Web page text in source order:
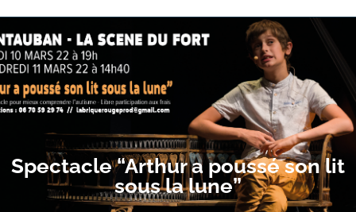
Spectacle “Arthur a poussé son lit
sous la lune”